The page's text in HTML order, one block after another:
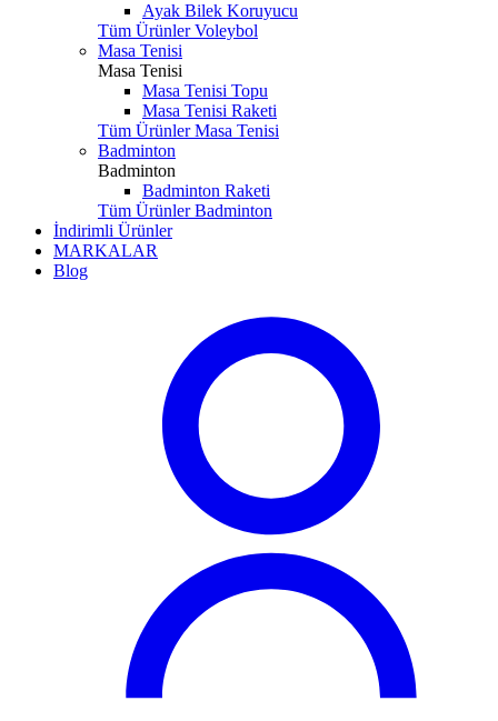
Ayak Bilek Koruyucu
Tüm Ürünler Voleybol
Masa Tenisi
Masa Tenisi
Masa Tenisi Topu
Masa Tenisi Raketi
Tüm Ürünler Masa Tenisi
Badminton
Badminton
Badminton Raketi
Tüm Ürünler Badminton
İndirimli Ürünler
MARKALAR
Blog